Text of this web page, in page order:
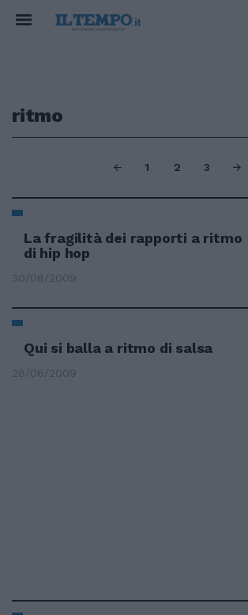
ritmo
1 2 3
La fragilità dei rapporti a ritmo
di hip hop
30/08/2009
Qui si balla a ritmo di salsa
28/06/2009